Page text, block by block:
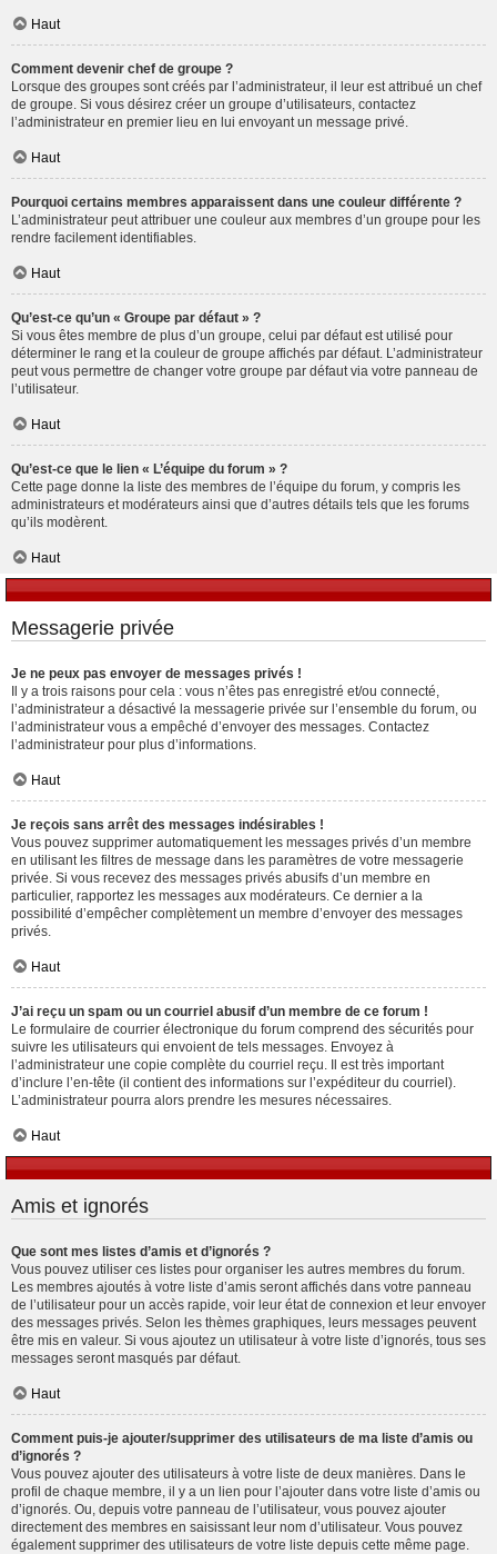
Haut
Comment devenir chef de groupe ?
Lorsque des groupes sont créés par l’administrateur, il leur est attribué un chef
de groupe. Si vous désirez créer un groupe d’utilisateurs, contactez
l’administrateur en premier lieu en lui envoyant un message privé.
Haut
Pourquoi certains membres apparaissent dans une couleur différente ?
L’administrateur peut attribuer une couleur aux membres d’un groupe pour les
rendre facilement identifiables.
Haut
Qu’est-ce qu’un « Groupe par défaut » ?
Si vous êtes membre de plus d’un groupe, celui par défaut est utilisé pour
déterminer le rang et la couleur de groupe affichés par défaut. L’administrateur
peut vous permettre de changer votre groupe par défaut via votre panneau de
l’utilisateur.
Haut
Qu’est-ce que le lien « L’équipe du forum » ?
Cette page donne la liste des membres de l’équipe du forum, y compris les
administrateurs et modérateurs ainsi que d’autres détails tels que les forums
qu’ils modèrent.
Haut
Messagerie privée
Je ne peux pas envoyer de messages privés !
Il y a trois raisons pour cela : vous n’êtes pas enregistré et/ou connecté,
l’administrateur a désactivé la messagerie privée sur l’ensemble du forum, ou
l’administrateur vous a empêché d’envoyer des messages. Contactez
l’administrateur pour plus d’informations.
Haut
Je reçois sans arrêt des messages indésirables !
Vous pouvez supprimer automatiquement les messages privés d’un membre
en utilisant les filtres de message dans les paramètres de votre messagerie
privée. Si vous recevez des messages privés abusifs d’un membre en
particulier, rapportez les messages aux modérateurs. Ce dernier a la
possibilité d’empêcher complètement un membre d’envoyer des messages
privés.
Haut
J’ai reçu un spam ou un courriel abusif d’un membre de ce forum !
Le formulaire de courrier électronique du forum comprend des sécurités pour
suivre les utilisateurs qui envoient de tels messages. Envoyez à
l’administrateur une copie complète du courriel reçu. Il est très important
d’inclure l’en-tête (il contient des informations sur l’expéditeur du courriel).
L’administrateur pourra alors prendre les mesures nécessaires.
Haut
Amis et ignorés
Que sont mes listes d’amis et d’ignorés ?
Vous pouvez utiliser ces listes pour organiser les autres membres du forum.
Les membres ajoutés à votre liste d’amis seront affichés dans votre panneau
de l’utilisateur pour un accès rapide, voir leur état de connexion et leur envoyer
des messages privés. Selon les thèmes graphiques, leurs messages peuvent
être mis en valeur. Si vous ajoutez un utilisateur à votre liste d’ignorés, tous ses
messages seront masqués par défaut.
Haut
Comment puis-je ajouter/supprimer des utilisateurs de ma liste d’amis ou
d’ignorés ?
Vous pouvez ajouter des utilisateurs à votre liste de deux manières. Dans le
profil de chaque membre, il y a un lien pour l’ajouter dans votre liste d’amis ou
d’ignorés. Ou, depuis votre panneau de l’utilisateur, vous pouvez ajouter
directement des membres en saisissant leur nom d’utilisateur. Vous pouvez
également supprimer des utilisateurs de votre liste depuis cette même page.